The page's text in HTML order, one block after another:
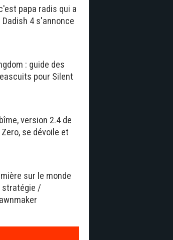
papa radis qui a
4 s'annonce
: guide des
pour Silent
version 2.4 de
se dévoile et
sur le monde
stratégie /